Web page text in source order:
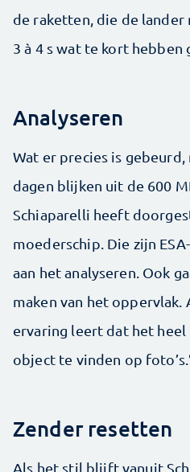
de raketten, die de
3 à 4 s wat te kort hebben
Analyseren
Wat er precies is
dagen blijken uit de 600
Schiaparelli heeft
moederschip. Die zijn
aan het analyseren. Ook
maken van het oppervlak.
ervaring leert dat het heel
object te vinden op
Zender resetten
Als het stil blijft vanuit